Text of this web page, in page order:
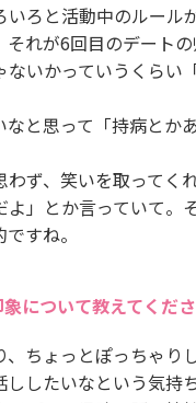
いろと活動中のルー
それが6回目のデート
ないかっていうくら
なと思って「持病と
わず、笑いを取ってく
」とか言っていて。
すね。
について教えてくだ
、ちょっとぽっちゃ
したいなという気持